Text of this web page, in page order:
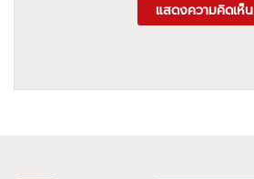
แสดงความคิดเห็น